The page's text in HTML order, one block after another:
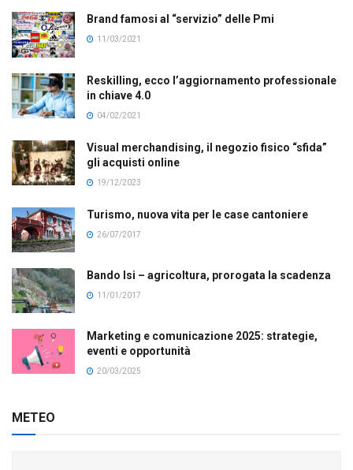
Brand famosi al “servizio” delle Pmi
11/03/2021
Reskilling, ecco l’aggiornamento professionale
in chiave 4.0
04/02/2021
Visual merchandising, il negozio fisico “sfida”
gli acquisti online
19/12/2023
Turismo, nuova vita per le case cantoniere
26/07/2017
Bando Isi – agricoltura, prorogata la scadenza
11/01/2017
Marketing e comunicazione 2025: strategie,
eventi e opportunità
20/03/2025
METEO